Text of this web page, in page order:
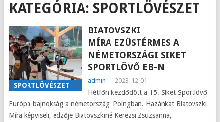
KATEGÓRIA: SPORTLÖVÉSZET
SPORTLÖVÉSZET
BIATOVSZKI
MÍRA EZÜSTÉRMES A
NÉMETORSZÁGI SIKET
SPORTLÖVŐ EB-N
admin 2023-12-01
Hétfőn kezdődött a 15. Siket Sportlövő
Európa-bajnokság a németországi Poingban. Hazánkat Biatovszki
Míra képviseli, edzője Biatovszkiné Kerezsi Zsuzsanna,